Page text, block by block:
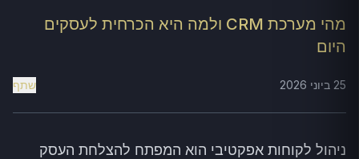
מהי מערכת CRM ולמה היא הכרחית לעסקים
היום
25 ביוני 2026 שתף
ניהול לקוחות אפקטיבי הוא המפתח להצלחת העסק